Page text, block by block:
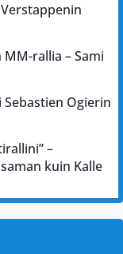
rallia – Sami
Ogierin
–
kuin Kalle